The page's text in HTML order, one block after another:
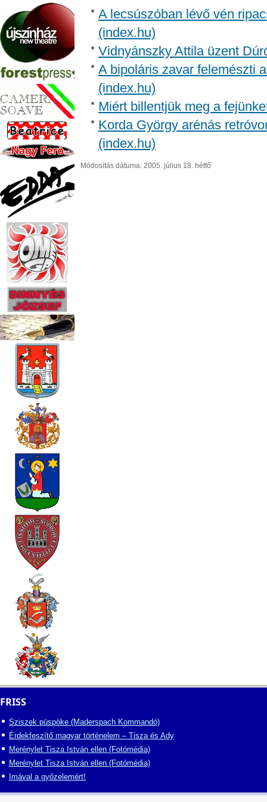
A lecsúszóban lévő vén
(index.hu)
Vidnyánszky Attila üzent
A bipoláris zavar felemészti
(index.hu)
Miért billentjük meg a
Korda György arénás
(index.hu)
Módosítás dátuma: 2005. július 18. hétfő
FRISS
Sziszek püspöke (Maderspach Kommandó)
Érdekfeszítő magyar történelem – Tisza és Ady
Merénylet Tisza István ellen (Fotómédia)
Merénylet Tisza István ellen (Fotómédia)
Imával a győzelemért!